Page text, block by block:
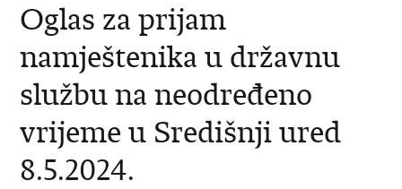
Oglas za prijam
namještenika u državnu
službu na neodređeno
vrijeme u Središnji ured
8.5.2024.